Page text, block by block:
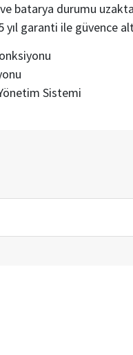
batarya durumu
garanti ile güvence
Sistemi